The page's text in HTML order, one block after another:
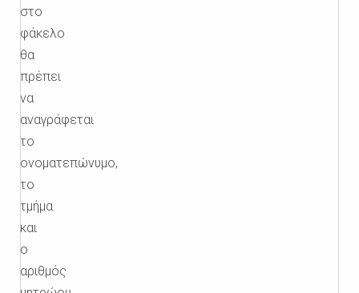
στο
φάκελο
θα
πρέπει
να
αναγράφεται
το
ονοματεπώνυμο,
το
τμήμα
και
ο
αριθμός